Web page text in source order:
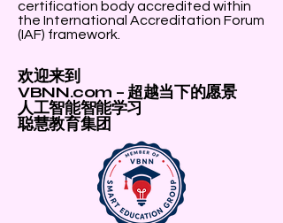
certification body accredited within
the International Accreditation Forum
(IAF) framework.
欢迎来到
VBNN.com – 超越当下的愿景
人工智能智能学习
聪慧教育集团